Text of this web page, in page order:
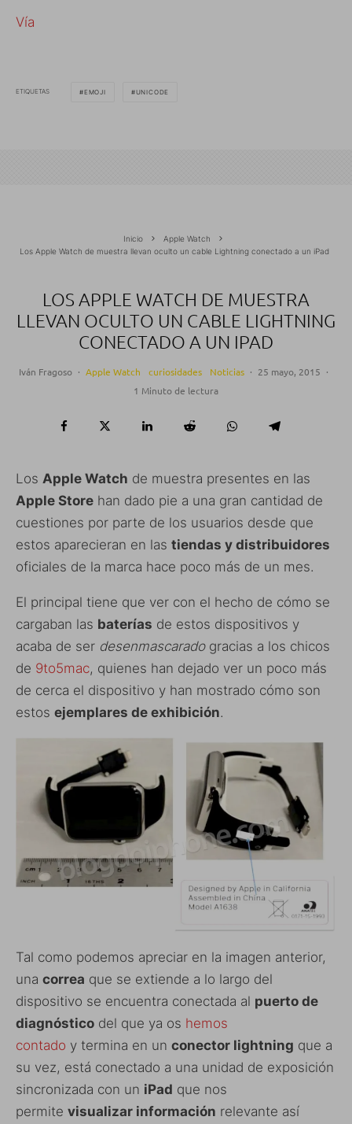
Vía
ETIQUETAS EMOJI UNICODE
Inicio
Apple Watch
Los Apple Watch de muestra llevan oculto un cable Lightning conectado a un iPad
LOS APPLE WATCH DE MUESTRA
LLEVAN OCULTO UN CABLE LIGHTNING
CONECTADO A UN IPAD
Iván Fragoso · Apple Watch curiosidades Noticias · 25 mayo, 2015 ·
1 Minuto de lectura
Los Apple Watch de muestra presentes en las
Apple Store han dado pie a una gran cantidad de
cuestiones por parte de los usuarios desde que
estos aparecieran en las tiendas y distribuidores
oficiales de la marca hace poco más de un mes.
El principal tiene que ver con el hecho de cómo se
cargaban las baterías de estos dispositivos y
acaba de ser desenmascaradogracias a los chicos
de 9to5mac, quienes han dejado ver un poco más
de cerca el dispositivo y han mostrado cómo son
estos ejemplares de exhibición.
Tal como podemos apreciar en la imagen anterior,
una correa que se extiende a lo largo del
dispositivo se encuentra conectada al puerto de
diagnóstico del que ya os hemos
contado y termina en un conector lightning que a
su vez, está conectado a una unidad de exposición
sincronizada con un iPad que nos
permite visualizar información relevante así